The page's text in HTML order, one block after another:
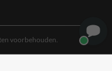
voorbehouden.